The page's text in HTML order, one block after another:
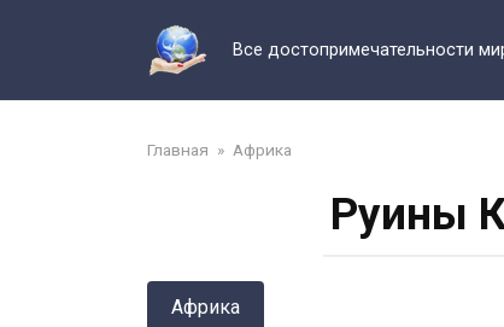
Все достопримечательности
Главная » Африка
Руины
Африка